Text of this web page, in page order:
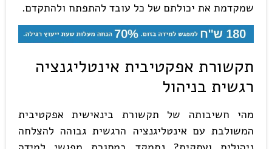
שמקדמת את יכולתם של כל עובד להתפתח ולהתקדם.
תקשורת אפקטיבית אינטליגנציה
רגשית בניהול
מהי חשיבותה של תקשורת בינאישית אפקטיבית
המשולבת עם אינטליגנציה הרגשית גבוהה להצלחה